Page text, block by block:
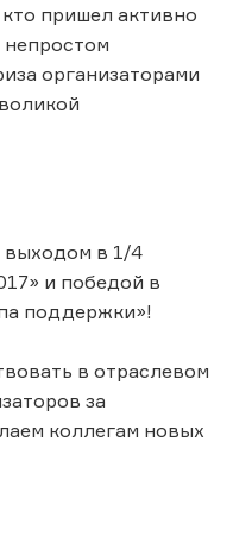
пришел активно
организаторами
выходом в 1/4
и победой в
поддержки»!
в отраслевом
за
коллегам новых